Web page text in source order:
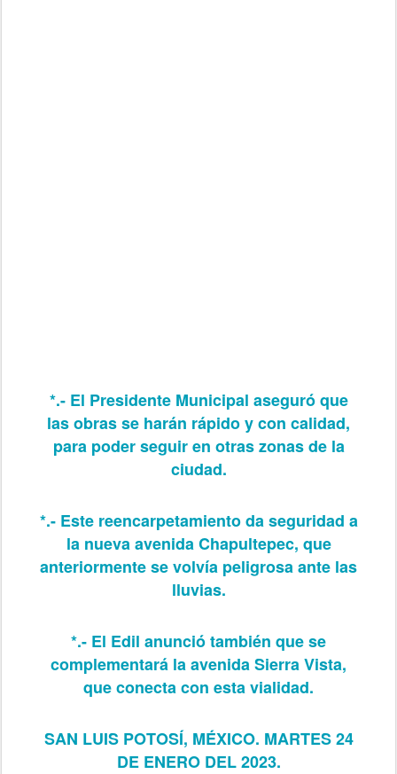
*.- El Presidente Municipal aseguró que
las obras se harán rápido y con calidad,
para poder seguir en otras zonas de la
ciudad.
*.- Este reencarpetamiento da seguridad a
la nueva avenida Chapultepec, que
anteriormente se volvía peligrosa ante las
lluvias.
*.- El Edil anunció también que se
complementará la avenida Sierra Vista,
que conecta con esta vialidad.
SAN LUIS POTOSÍ, MÉXICO. MARTES 24
DE ENERO DEL 2023.